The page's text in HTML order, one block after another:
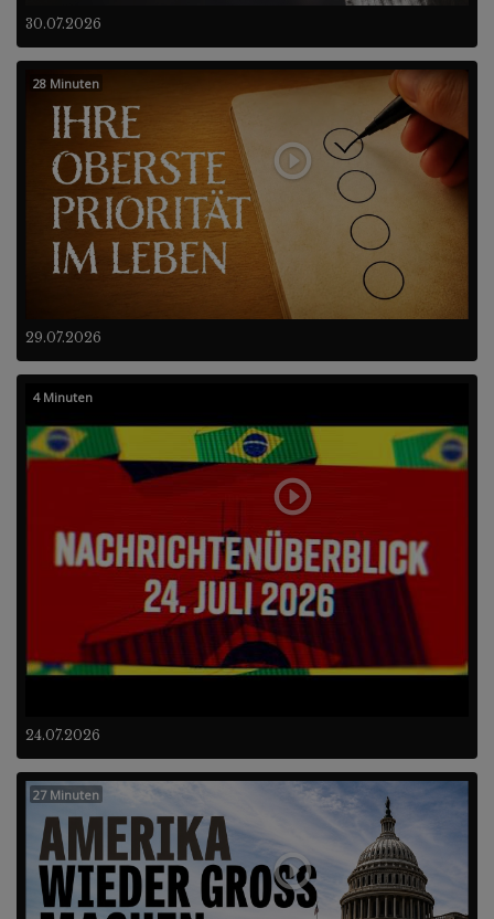
30.07.2026
29.07.2026
28 Minuten
24.07.2026
4 Minuten
27 Minuten